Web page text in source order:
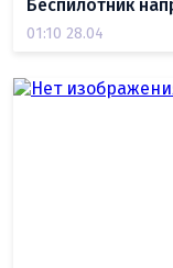
Беспилотник
01:10 28.04